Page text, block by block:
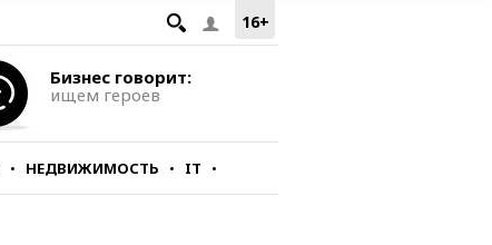
16+
Бизнес говорит:
ищем героев
НЕДВИЖИМОСТЬ IT